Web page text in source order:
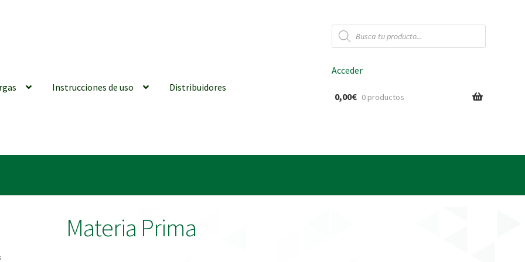
Búsqueda
de
productos
Instrucciones de uso Distribuidores
| Tienda Online!
Acceder
0,00€ 0 productos
Materia Prima